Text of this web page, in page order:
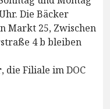
Die Bäcker
Markt 25, Zwischen
4 b bleiben
, die Filiale im DOC